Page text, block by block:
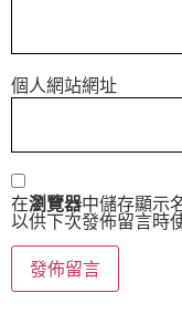
個人網站網址
在瀏覽器中儲存顯示
以供下次發佈留言時